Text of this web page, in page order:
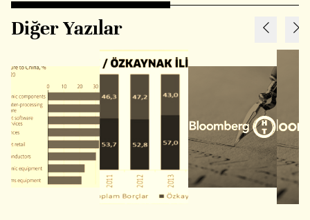
Diğer Yazılar